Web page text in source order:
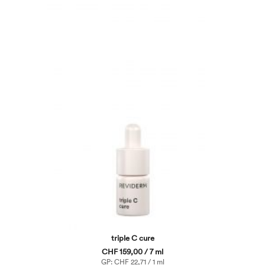
triple C cure
CHF 159,00 / 7 ml
GP: CHF 22,71 / 1 ml